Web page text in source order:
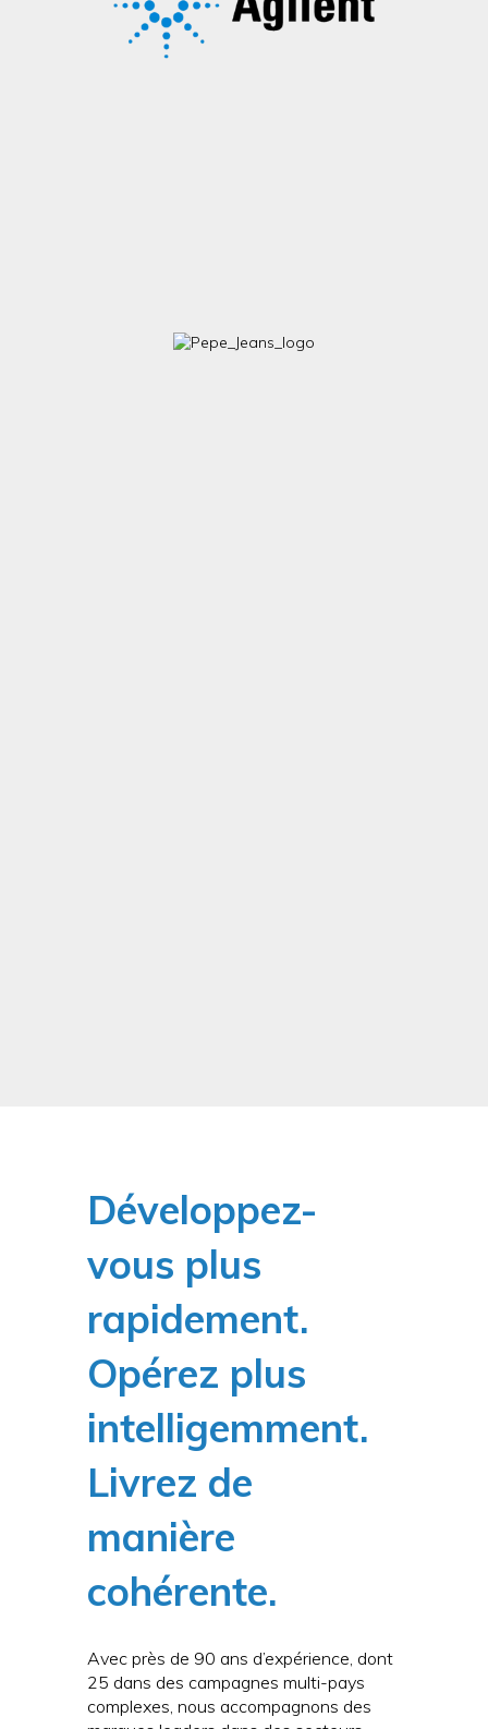
Développez-
vous plus
rapidement.
Opérez plus
intelligemment.
Livrez de
manière
cohérente.
Avec près de 90 ans d’expérience, dont
25 dans des campagnes multi-pays
complexes, nous accompagnons des